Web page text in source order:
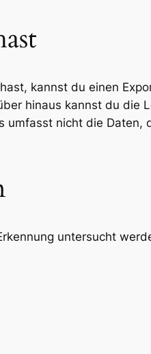
kannst du einen
hinaus kannst du die
nicht die Daten,
untersucht